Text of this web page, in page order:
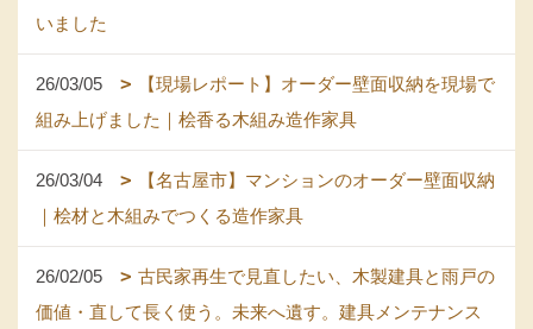
いました
26/03/05
【現場レポート】オーダー壁面収納を現場で
組み上げました｜桧香る木組み造作家具
26/03/04
【名古屋市】マンションのオーダー壁面収納
｜桧材と木組みでつくる造作家具
26/02/05
古民家再生で見直したい、木製建具と雨戸の
価値・直して長く使う。未来へ遺す。建具メンテナンス